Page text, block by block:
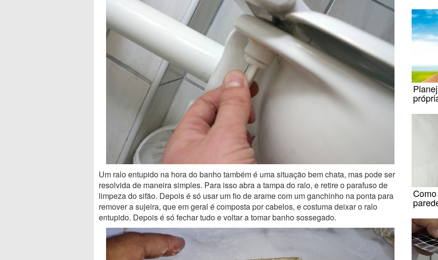
Um ralo entupido na hora do banho também é uma situação bem chata, mas pode ser
resolvida de maneira simples. Para isso abra a tampa do ralo, e retire o parafuso de
limpeza do sifão. Depois é só usar um fio de arame com um ganchinho na ponta para
remover a sujeira, que em geral é composta por cabelos, e costuma deixar o ralo
entupido. Depois é só fechar tudo e voltar a tomar banho sossegado.